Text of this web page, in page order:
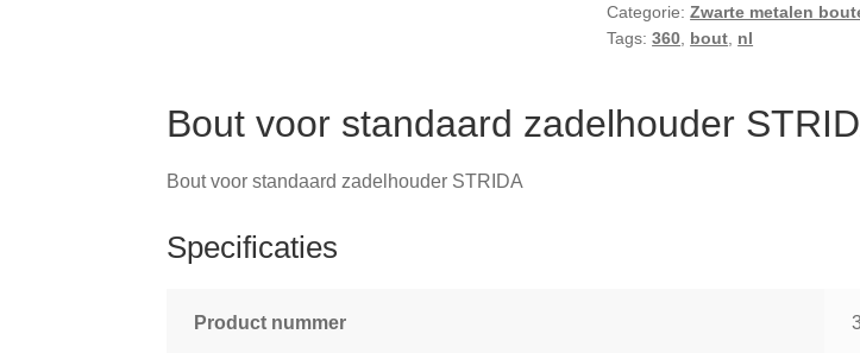
Categorie:Zwarte metalen
Tags:360 bout nl
Bout voor standaard zadelhouder
Bout voor standaard zadelhouder STRIDA
Specificaties
Product nummer